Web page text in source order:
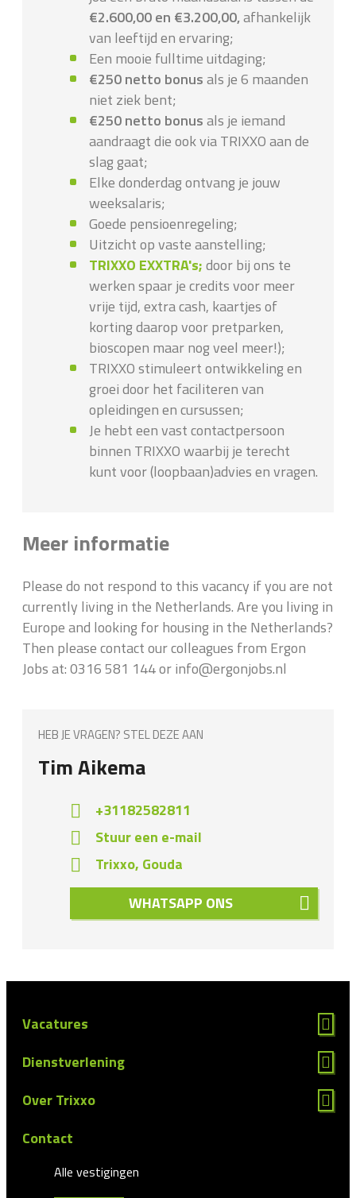
€2.600,00 en €3.200,00,afhankelijk
van leeftijd en ervaring;
Een mooie fulltime uitdaging;
€250 netto bonusals je 6 maanden
niet ziek bent;
€250 netto bonusals je iemand
aandraagt die ook via TRIXXO aan de
slag gaat;
Elke donderdag ontvang je jouw
weeksalaris;
Goede pensioenregeling;
Uitzicht op vaste aanstelling;
TRIXXO EXXTRA's;door bij ons te
werken spaar je credits voor meer
vrije tijd, extra cash, kaartjes of
korting daarop voor pretparken,
bioscopen maar nog veel meer!);
TRIXXO stimuleert ontwikkeling en
groei door het faciliteren van
opleidingen en cursussen;
Je hebt een vast contactpersoon
binnen TRIXXO waarbij je terecht
kunt voor (loopbaan)advies en vragen.
Meer informatie
Please do not respond to this vacancy if you are not
currently living in the Netherlands. Are you living in
Europe and looking for housing in the Netherlands?
Then please contact our colleagues from Ergon
Jobs at: 0316 581 144 or info@ergonjobs.nl
HEB JE VRAGEN? STEL DEZE AAN
Tim Aikema
+31182582811
Stuur een e-mail
Trixxo, Gouda
WHATSAPP ONS
Vacatures
Dienstverlening
Over Trixxo
Contact
Alle vestigingen